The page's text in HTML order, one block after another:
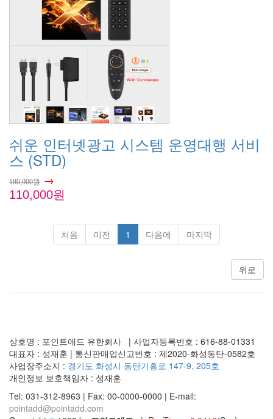
쉬운 인터넷광고 시스템 운영대행 서비
스 (STD)
180,000원 →
110,000원
처음 이전 1 다음에 마지막
위로
상호명 : 포인트애드 유한회사 | 사업자등록번호 : 616-88-01331
대표자 : 성재훈 | 통신판매업신고번호 : 제2020-화성동탄-0582호
사업장주소지 : 경기도 화성시 동탄기흥로 147-9, 205호
개인정보 보호책임자 : 성재훈
Tel: 031-312-8963 | Fax: 00-0000-0000 | E-mail:
pointadd@pointadd.com